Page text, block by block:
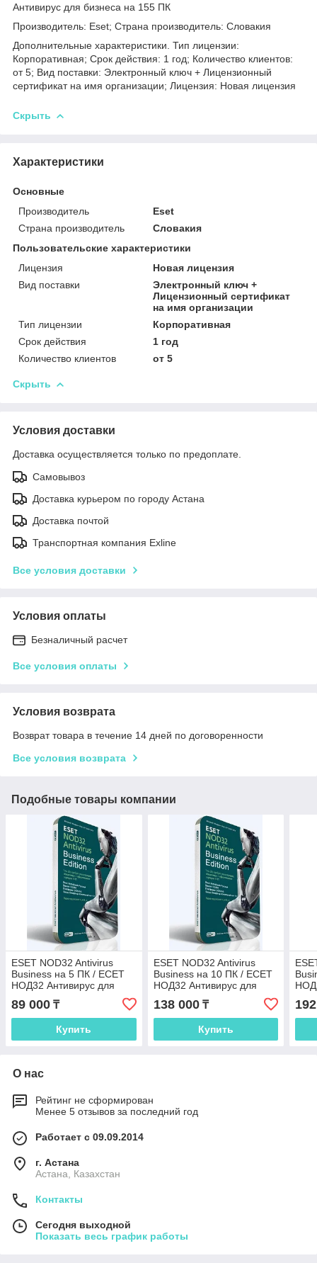
Антивирус для бизнеса на 155 ПК
Производитель: Eset; Страна производитель: Словакия
Дополнительные характеристики. Тип лицензии:
Корпоративная; Срок действия: 1 год; Количество клиентов:
от 5; Вид поставки: Электронный ключ + Лицензионный
сертификат на имя организации; Лицензия: Новая лицензия
Скрыть
Характеристики
Основные
Производитель
Eset
Страна производитель
Словакия
Пользовательские характеристики
Лицензия
Новая лицензия
Вид поставки
Электронный ключ +
Лицензионный сертификат
на имя организации
Тип лицензии
Корпоративная
Срок действия
1 год
Количество клиентов
от 5
Скрыть
Условия доставки
Доставка осуществляется только по предоплате.
Самовывоз
Доставка курьером по городу Астана
Доставка почтой
Транспортная компания Exline
Все условия доставки
Условия оплаты
Безналичный расчет
Все условия оплаты
Условия возврата
Возврат товара в течение 14 дней по договоренности
Все условия возврата
Подобные товары компании
ESET NOD32 Antivirus
Business на 5 ПК / ЕСЕТ
НОД32 Антивирус для
бизнеса на 5 ПК
89 000 ₸
Купить
ESET NOD32 Antivirus
Business на 10 ПК / ЕСЕТ
НОД32 Антивирус для
бизнеса на 10 ПК
138 000₸
Купить
О нас
Рейтинг не сформирован
Менее 5 отзывов за последний год
Работает с 09.09.2014
г. Астана
Астана, Казахстан
Контакты
Сегодня выходной
Показать весь график работы